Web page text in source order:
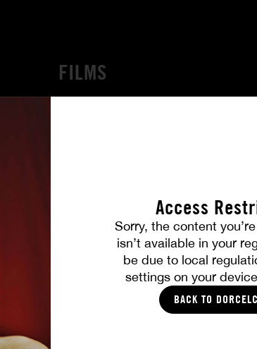
Access
Sorry, the content
isn’t available in your
be due to local
settings on your
BACK TO
FILMS